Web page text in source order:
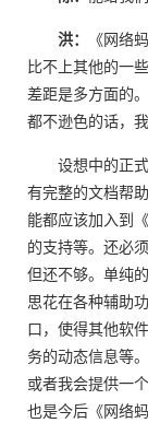
洪：
《网络
比不上其他的一
差距是多方面的
都不逊色的话，
设想中的正式
有完整的文档帮
能都应该加入到
的支持等。还必
但还不够。单纯
思花在各种辅助
口，使得其他软
务的动态信息等
或者我会提供一
也是今后《网络